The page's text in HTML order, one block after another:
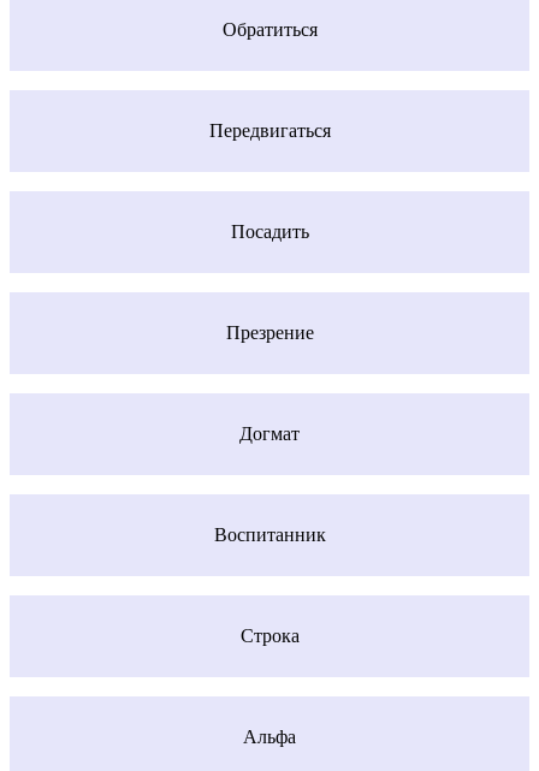
Обратиться
Передвигаться
Посадить
Презрение
Догмат
Воспитанник
Строка
Альфа